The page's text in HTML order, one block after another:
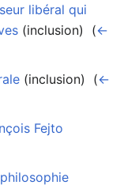
libéral qui
(inclusion) ‎ (←
(inclusion) ‎ (←
Fejto